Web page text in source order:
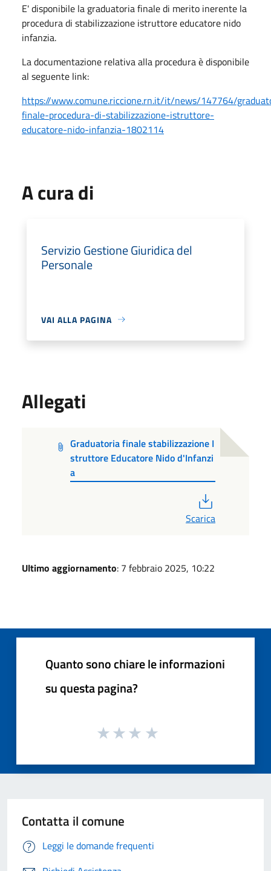
E' disponibile la graduatoria finale di merito inerente la
procedura di stabilizzazione istruttore educatore nido
infanzia.
La documentazione relativa alla procedura è disponibile
al seguente link:
https://www.comune.riccione.rn.it/it/news/147764/
finale-procedura-di-stabilizzazione-istruttore-
educatore-nido-infanzia-1802114
A cura di
Servizio Gestione Giuridica del
Personale
VAI ALLA PAGINA
Allegati
Graduatoria finale stabilizzazione I
struttore Educatore Nido d'Infanzi
a
Scarica
Ultimo aggiornamento: 7 febbraio 2025, 10:22
Quanto sono chiare le informazioni
su questa pagina?
Contatta il comune
Leggi le domande frequenti